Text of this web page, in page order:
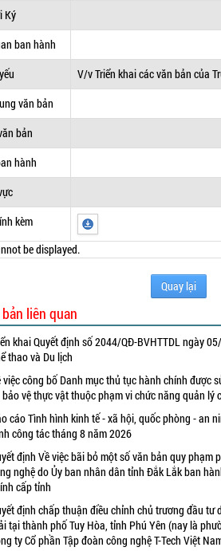
Ký
ban hành
V/v Triển khai các văn bản của
văn bản
bản
hành
kèm
be displayed.
Quay lại
liên quan
khai Quyết định số 2044/QĐ-BVHTTDL ngày
thao và Du lịch
việc công bố Danh mục thủ tục hành chính được
bảo vệ thực vật thuộc phạm vi chức năng quản lý
cáo Tình hình kinh tế - xã hội, quốc phòng - an
công tác tháng 8 năm 2026
định Về việc bãi bỏ một số văn bản quy phạm
nghệ do Ủy ban nhân dân tỉnh Đắk Lắk ban
cấp tỉnh
định chấp thuận điều chỉnh chủ trương đầu tư
tại thành phố Tuy Hòa, tỉnh Phú Yên (nay là
ty Cổ phần Tập đoàn công nghệ T-Tech Việt